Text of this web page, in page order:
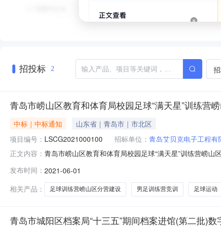
招投标 2
青岛市崂山区教育和体育局校园足球“满天星”训练营
中标｜中标通知
山东省｜青岛市｜市北区
项目编号： LSCG2021000100 招标单位： 青岛艾贝克电子工程有
正文内容： 青岛市崂山区教育和体育局校园足球“满天星”训练营崂
期:2021-05-08五、开标时间:2021-06-0109:30六、采购
发布时间： 2021-06-01
相关产品：
足球训练营崂山区分营建设 男足训练营竞训 足球运动
青岛市城阳区档案局“十三五”期间档案进馆(第二批)